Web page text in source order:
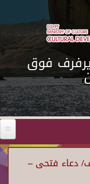
يرفرف فوق
دعاء فتحى –